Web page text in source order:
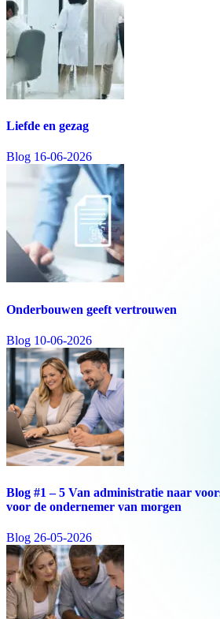
Liefde en gezag
Blog 16-06-2026
Onderbouwen geeft vertrouwen
Blog 10-06-2026
Blog #1 – 5 Van administratie naar
voor de ondernemer van morgen
Blog 26-05-2026